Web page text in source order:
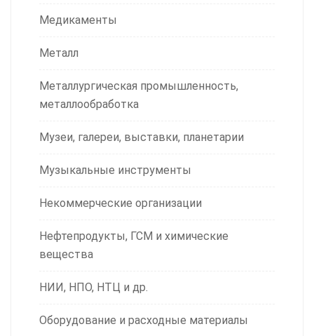
Медикаменты
Металл
Металлургическая промышленность,
металлообработка
Музеи, галереи, выставки, планетарии
Музыкальные инструменты
Некоммерческие организации
Нефтепродукты, ГСМ и химические
вещества
НИИ, НПО, НТЦ и др.
Оборудование и расходные материалы